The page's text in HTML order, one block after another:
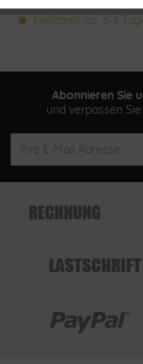
Lieferzeit ca. 3-4
Abonnieren Sie
und verpassen